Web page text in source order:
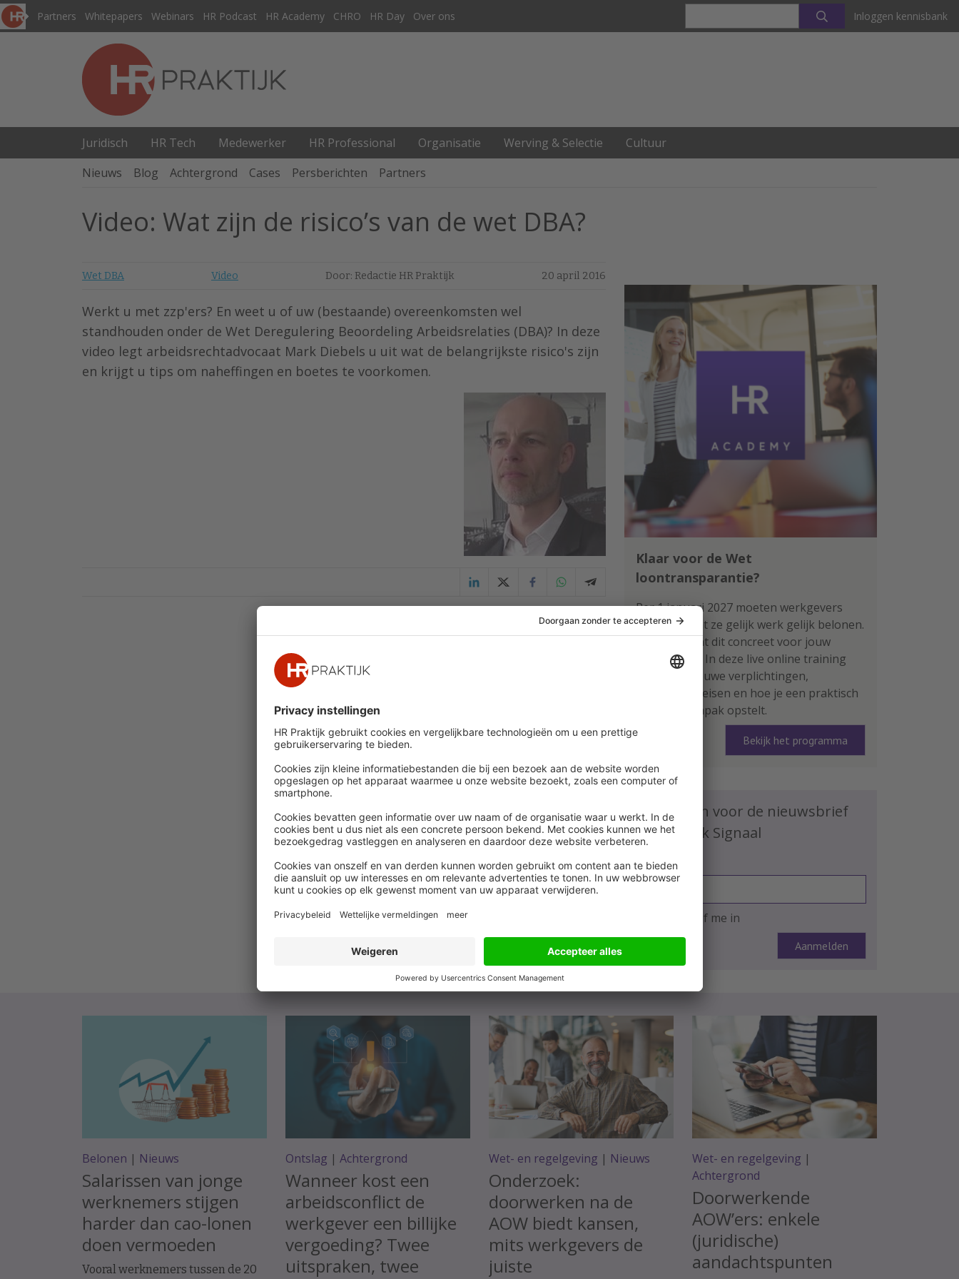
Partners Whitepapers Webinars HR Podcast HR Academy CHRO HR Day Over ons Inloggen kennisbank
Juridisch HR Tech Medewerker HR Professional Organisatie Werving & Selectie
Cultuur
Nieuws
Blog Achtergrond Cases Persberichten Partners
Video: Wat zijn de risico’s van de wet DBA?
Wet DBA Video Door: Redactie HR Praktijk 20 april 2016
Werkt u met zzp'ers? En weet u of uw (bestaande) overeenkomsten wel
standhouden onder de Wet Deregulering Beoordeling Arbeidsrelaties (DBA)? In deze
video legt arbeidsrechtadvocaat Mark Diebels u uit wat de belangrijkste risico's zijn
en krijgt u tips om naheffingen en boetes te voorkomen.
Klaar voor de Wet
loontransparantie?
Per 1 januari 2027 moeten werkgevers
aantonen dat ze gelijk werk gelijk belonen.
Wat betekent dit concreet voor jouw
organisatie? In deze live online training
leer je de nieuwe verplichtingen,
rapportage-eisen en hoe je een praktisch
plan van aanpak opstelt.
Bekijk het programma
Schrijf je in voor de nieuwsbrief
HR Praktijk Signaal
E-mailadres
Ja, ik schrijf me in
Belonen | Nieuws
Salarissen van jonge
werknemers stijgen
harder dan cao-lonen
doen vermoeden
Vooral werknemers tussen de 20
Ontslag | Achtergrond
Wanneer kost een
arbeidsconflict de
werkgever een billijke
vergoeding? Twee
uitspraken, twee
Wet- en regelgeving | Nieuws
Onderzoek:
doorwerken na de
AOW biedt kansen,
mits werkgevers de
juiste
Wet- en regelgeving |
Achtergrond
Doorwerkende
AOW’ers: enkele
(juridische)
aandachtspunten